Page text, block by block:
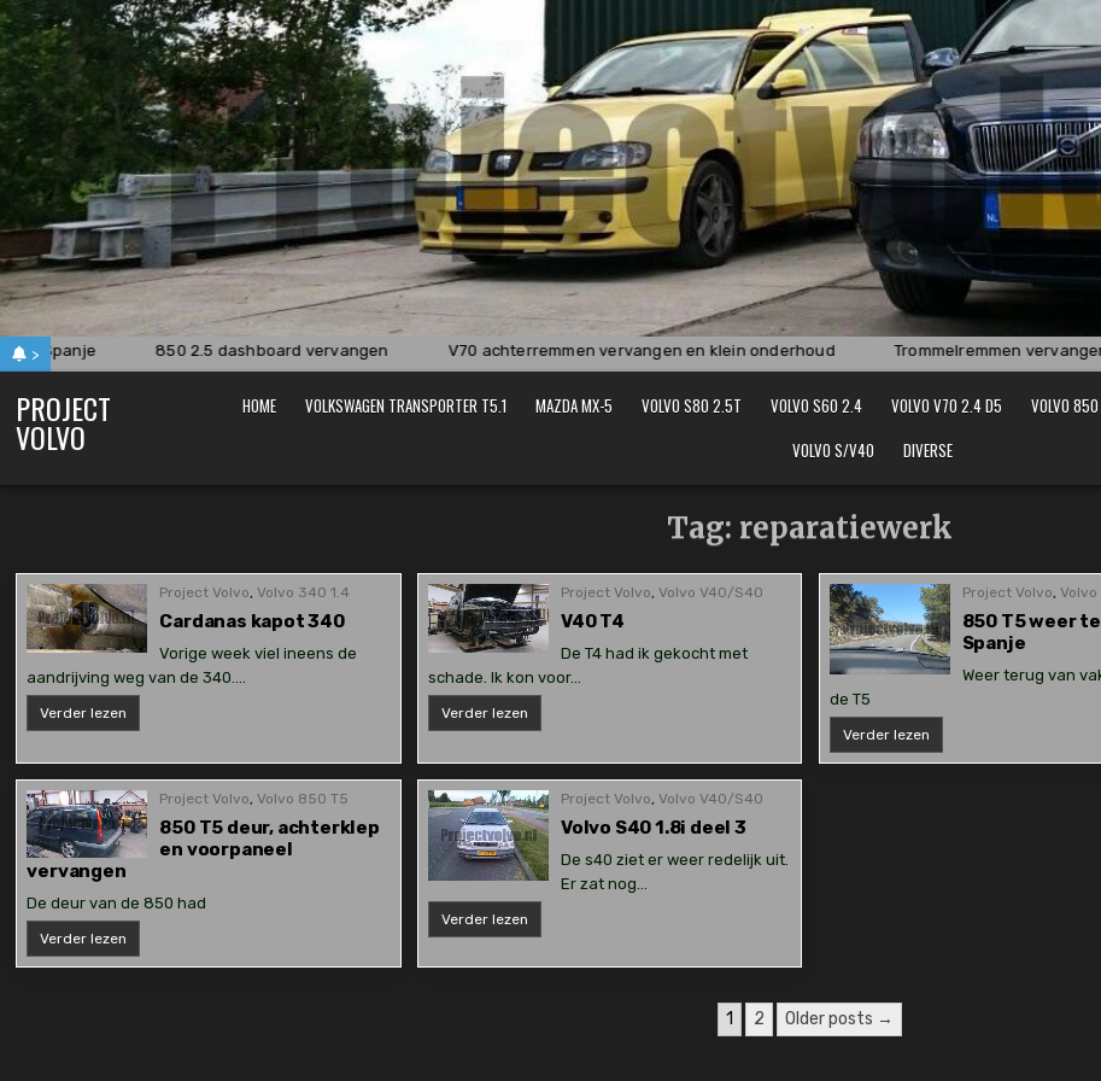
Skip
to
content
>
Spanje 850 2.5 dashboard vervangen V70 achterremmen vervangen en klein onderhoud Trommelremmen vervangen
PROJECT
VOLVO
HOME VOLKSWAGEN TRANSPORTER T5.1 MAZDA MX-5 VOLVO S80 2.5T VOLVO S60 2.4 VOLVO V70 2.4 D5 VOLVO
VOLVO S/V40
DIVERSE
Tag: reparatiewerk
Project Volvo,Volvo 340 1.4
Cardanas kapot 340
Vorige week viel ineens de
aandrijving weg van de 340….
Verder lezen
kapot
Project Volvo, Volvo V40/S40
V40 T4
De T4 had ik gekocht met
schade. Ik kon voor…
Verder lezenV40
T4
Project Volvo,
850 T5 weer
Spanje
Weer terug van
de T5
Verder lezen850
T5
weer
Project Volvo,Volvo 850 T5
850 T5 deur, achterklep
en voorpaneel
vervangen
De deur van de 850 had
Verder lezen
T5
deur,
Project Volvo, Volvo V40/S40
Volvo S40 1.8i deel 3
De s40 ziet er weer redelijk uit.
Er zat nog…
Verder lezenVolvo
S40
1 2 Older posts →